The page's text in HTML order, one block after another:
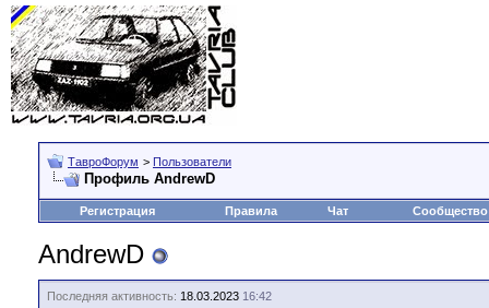
ТавроФорум > Пользователи
Профиль AndrewD
Регистрация Правила Чат Сообщество
AndrewD
Последняя активность: 18.03.2023 16:42